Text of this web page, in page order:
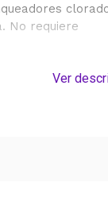
No requiere
Ver